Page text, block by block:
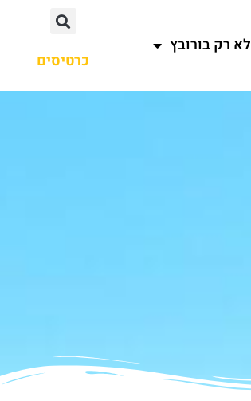
לא רק בורובץ
כרטיסים